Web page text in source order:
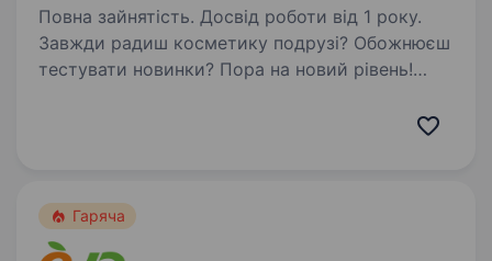
Повна зайнятість. Досвід роботи від 1 року.
Завжди радиш косметику подрузі? Обожнюєш
тестувати новинки? Пора на новий рівень!
Гаряча